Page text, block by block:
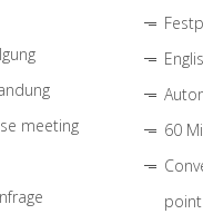
meeting
60
point